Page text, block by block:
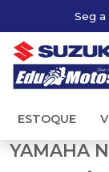
Seg a
ESTOQUE
YAMAHA